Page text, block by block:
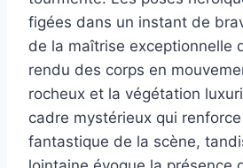
figées dans un instant de
de la maîtrise exceptionnelle
rendu des corps en
rocheux et la végétation
cadre mystérieux qui
fantastique de la scène,